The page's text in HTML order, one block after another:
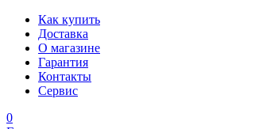
Как купить
Доставка
О магазине
Гарантия
Контакты
Сервис
0